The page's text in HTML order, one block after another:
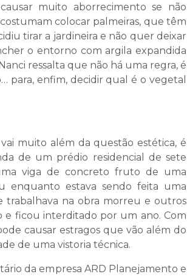
muito aborrecimento se não
colocar palmeiras, que têm
tirar a jardineira e não quer deixar
o entorno com argila expandida
ressalta que não há uma regra, é
para, enfim, decidir qual é o vegetal
muito além da questão estética, é
de um prédio residencial de sete
viga de concreto fruto de uma
enquanto estava sendo feita uma
trabalhava na obra morreu e outros
e ficou interditado por um ano. Com
causar estragos que vão além do
de uma vistoria técnica.
da empresa ARD Planejamento e